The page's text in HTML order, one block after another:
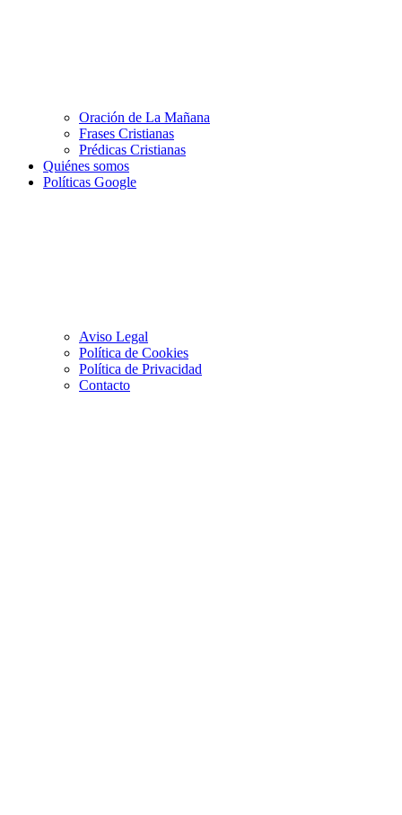
Oración de La Mañana
Frases Cristianas
Prédicas Cristianas
Quiénes somos
Políticas Google
Aviso Legal
Política de Cookies
Política de Privacidad
Contacto